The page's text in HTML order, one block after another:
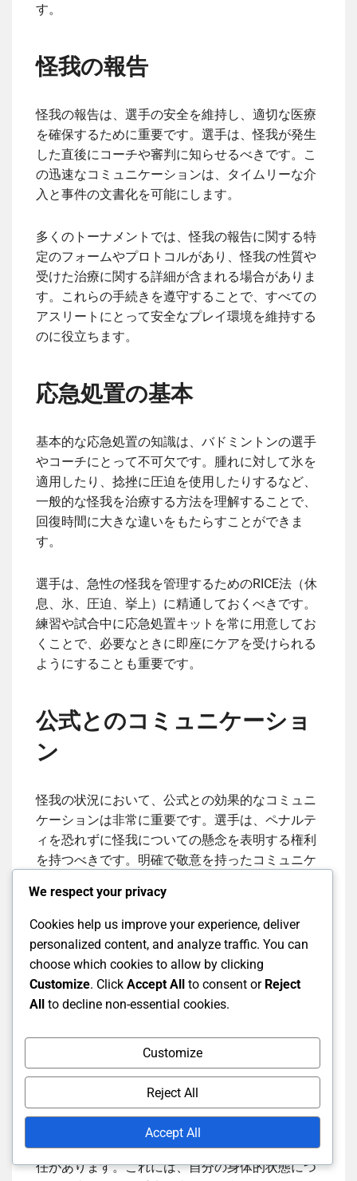
す。
怪我の報告
怪我の報告は、選手の安全を維持し、適切な医療
を確保するために重要です。選手は、怪我が発生
した直後にコーチや審判に知らせるべきです。こ
の迅速なコミュニケーションは、タイムリーな介
入と事件の文書化を可能にします。
多くのトーナメントでは、怪我の報告に関する特
定のフォームやプロトコルがあり、怪我の性質や
受けた治療に関する詳細が含まれる場合がありま
す。これらの手続きを遵守することで、すべての
アスリートにとって安全なプレイ環境を維持する
のに役立ちます。
応急処置の基本
基本的な応急処置の知識は、バドミントンの選手
やコーチにとって不可欠です。腫れに対して氷を
適用したり、捻挫に圧迫を使用したりするなど、
一般的な怪我を治療する方法を理解することで、
回復時間に大きな違いをもたらすことができま
す。
選手は、急性の怪我を管理するためのRICE法（休
息、氷、圧迫、挙上）に精通しておくべきです。
練習や試合中に応急処置キットを常に用意してお
くことで、必要なときに即座にケアを受けられる
ようにすることも重要です。
公式とのコミュニケーショ
ン
怪我の状況において、公式との効果的なコミュニ
ケーションは非常に重要です。選手は、ペナルテ
ィを恐れずに怪我についての懸念を表明する権利
を持つべきです。明確で敬意を持ったコミュニケ
応を促進します。
選手はまた、リーグやトーナメントにおける怪我
の報告や医療タイムアウトに関する特定のプロト
コルを認識しておくべきです。これらは異なる場
合があります。これらの規則を理解することで、
ことができます。
選手の責任
選手は、試合中に自分の健康と安全を優先する責
任があります。これには、自分の身体的状態につ
We respect your privacy
Cookies help us improve your experience, deliver
personalized content, and analyze traffic. You can
choose which cookies to allow by clicking
Customize. Click Accept All to consent or Reject
All to decline non-essential cookies.
Customize
Reject All
Accept All